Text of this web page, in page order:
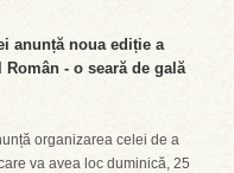
anunță noua ediție a
- o seară de gală
organizarea celei de a
va avea loc duminică, 25